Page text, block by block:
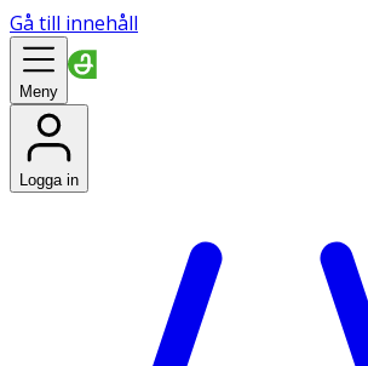
Gå till innehåll
Meny
Logga in